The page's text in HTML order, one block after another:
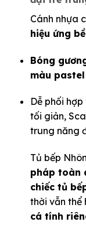
Cánh nhựa
hiệu ứng
Bóng
màu
Dễ phối hợp
tối giản,
trung năng
Tủ bếp
pháp toàn
chiếc tủ
thời vẫn thể
cá tính